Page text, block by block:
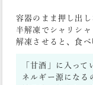
容器のまま押し出し
半解凍でシャリシ
解凍させると、食べ
「甘酒」に入っ
ネルギー源になる